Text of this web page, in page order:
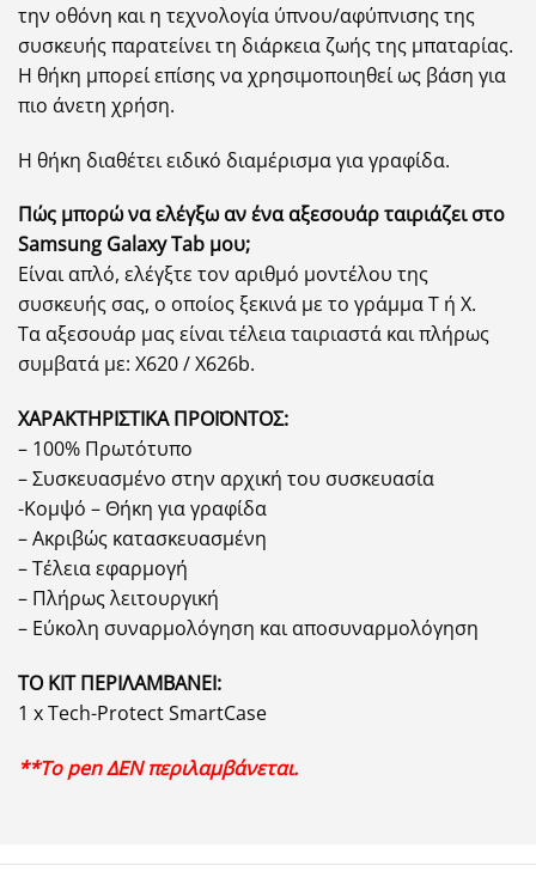
την οθόνη και η τεχνολογία ύπνου/αφύπνισης της
συσκευής παρατείνει τη διάρκεια ζωής της μπαταρίας.
Η θήκη μπορεί επίσης να χρησιμοποιηθεί ως βάση για
πιο άνετη χρήση.
Η θήκη διαθέτει ειδικό διαμέρισμα για γραφίδα.
Πώς μπορώ να ελέγξω αν ένα αξεσουάρ ταιριάζει στο
Samsung Galaxy Tab μου;
Είναι απλό, ελέγξτε τον αριθμό μοντέλου της
συσκευής σας, ο οποίος ξεκινά με το γράμμα T ή X.
Τα αξεσουάρ μας είναι τέλεια ταιριαστά και πλήρως
συμβατά με: X620 / X626b.
ΧΑΡΑΚΤΗΡΙΣΤΙΚΑ ΠΡΟΪΟΝΤΟΣ:
– 100% Πρωτότυπο
– Συσκευασμένο στην αρχική του συσκευασία
-Κομψό – Θήκη για γραφίδα
– Ακριβώς κατασκευασμένη
– Τέλεια εφαρμογή
– Πλήρως λειτουργική
– Εύκολη συναρμολόγηση και αποσυναρμολόγηση
ΤΟ ΚΙΤ ΠΕΡΙΛΑΜΒΑΝΕΙ:
1 x Tech-Protect SmartCase
**Το pen ΔΕΝ περιλαμβάνεται.